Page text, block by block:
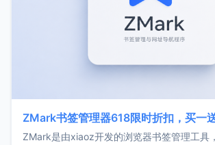
ZMark书签管理器618限时折扣，买一
ZMark是由xiaoz开发的浏览器书签管理工具